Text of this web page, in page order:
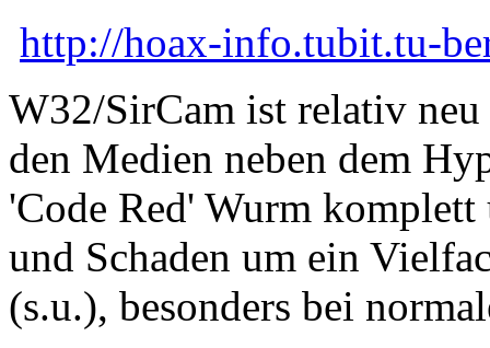
http://hoax-info.tubit.tu-
W32/SirCam ist relativ
den Medien neben dem
'Code Red' Wurm
und Schaden um ein
(s.u.), besonders bei